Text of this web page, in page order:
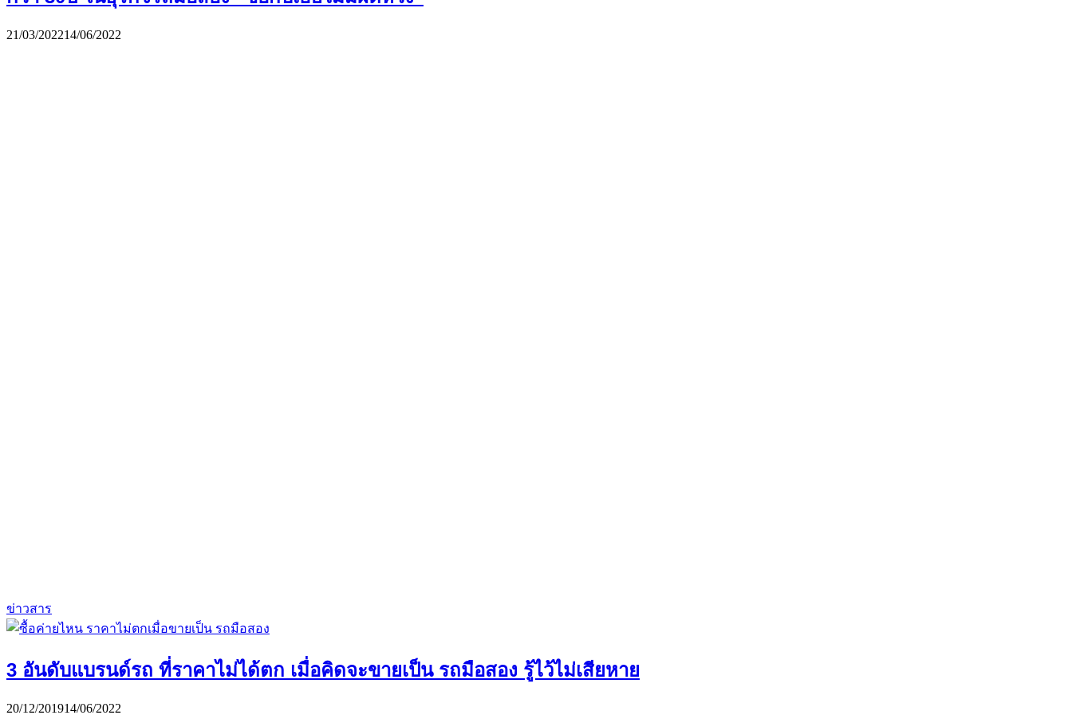
21/03/202214/06/2022
ข่าวสาร
3 อันดับแบรนด์รถ ที่ราคาไม่ได้ตก เมื่อคิดจะขายเป็น รถมือสอง รู้ไว้ไม่เสียหาย
20/12/201914/06/2022